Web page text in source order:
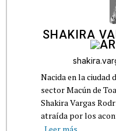
SHAKIRA
Nacida en la ciudad
sector Macún de
Shakira Vargas
atraída por los
Leer más